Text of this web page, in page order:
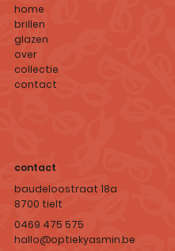
contact
baudeloostraat 18a
8700 tielt
0469 475 575
hallo@optiekyasmin.be
home
brillen
glazen
over
collectie
contact